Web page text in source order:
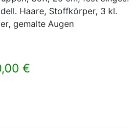
Haare, Stoffkörper, 3 kl.
gemalte Augen
€